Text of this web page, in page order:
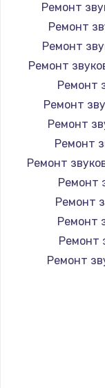
Ремонт
Ремонт
Ремонт
Ремонт
Ремонт
Ремонт
Ремонт
Ремонт
Ремонт
Ремонт
Ремонт
Ремонт
Ремонт
Ремонт
Ремонт